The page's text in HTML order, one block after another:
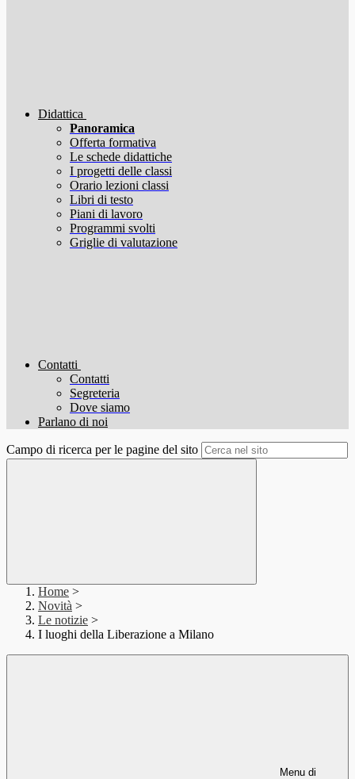
Didattica
Panoramica
Offerta formativa
Le schede didattiche
I progetti delle classi
Orario lezioni classi
Libri di testo
Piani di lavoro
Programmi svolti
Griglie di valutazione
Contatti
Contatti
Segreteria
Dove siamo
Parlano di noi
Campo di ricerca per le pagine del sito
Home >
Novità >
Le notizie >
I luoghi della Liberazione a Milano
Menu di